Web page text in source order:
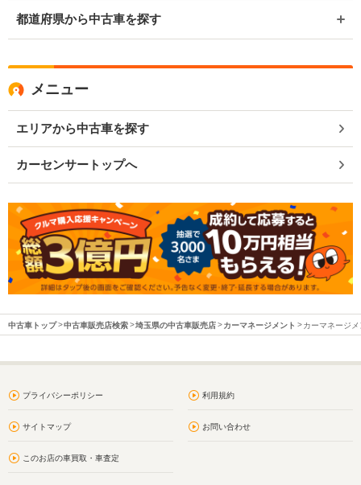
都道府県から中古車を探す
メニュー
エリアから中古車を探す
カーセンサートップへ
中古車トップ 中古車販売店検索 埼玉県の中古車販売店 カーマネージメント カーマネージ
プライバシーポリシー 利用規約
サイトマップ お問い合わせ
このお店の車買取・車査定